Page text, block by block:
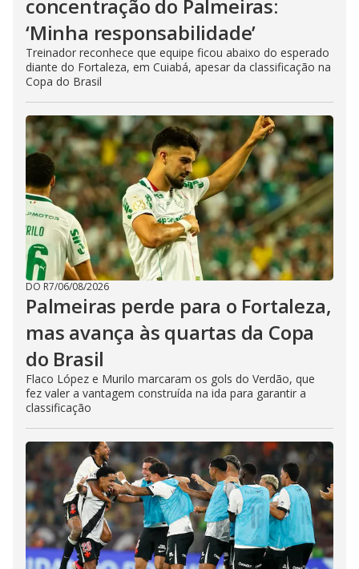
concentração do Palmeiras:
‘Minha responsabilidade’
Treinador reconhece que equipe ficou abaixo do esperado
diante do Fortaleza, em Cuiabá, apesar da classificação na
Copa do Brasil
DO R7/06/08/2026
Palmeiras perde para o Fortaleza,
mas avança às quartas da Copa
do Brasil
Flaco López e Murilo marcaram os gols do Verdão, que
fez valer a vantagem construída na ida para garantir a
classificação